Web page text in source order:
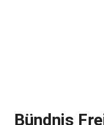
Bündnis